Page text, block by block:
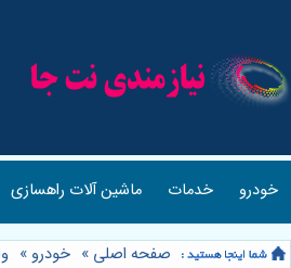
خودرو خدمات ماشین آلات راهسازی
صفحه اصلی » خودرو »